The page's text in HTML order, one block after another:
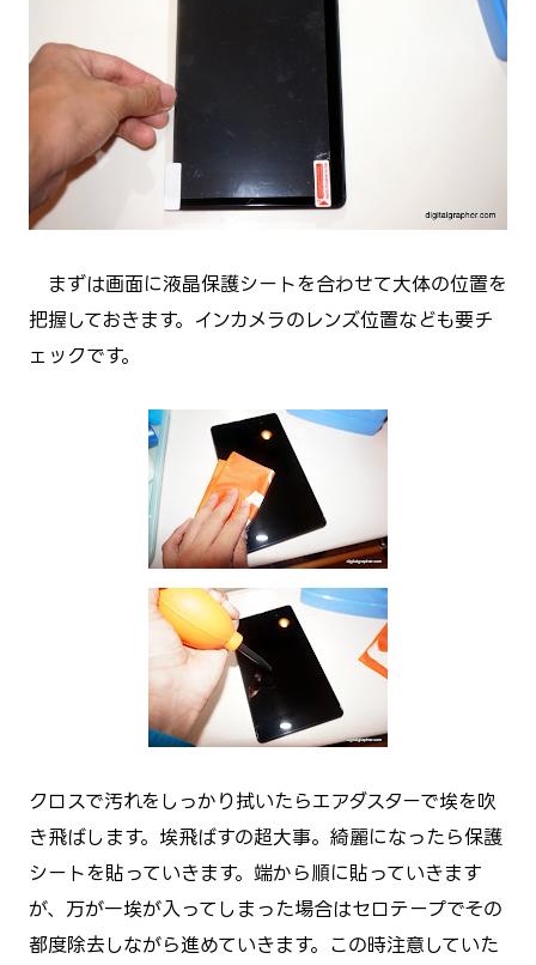
まずは画面に液晶保護シートを合わせて大体の位置を
把握しておきます。インカメラのレンズ位置なども要チ
ェックです。
クロスで汚れをしっかり拭いたらエアダスターで埃を吹
き飛ばします。埃飛ばすの超大事。綺麗になったら保護
シートを貼っていきます。端から順に貼っていきます
が、万が一埃が入ってしまった場合はセロテープでその
都度除去しながら進めていきます。この時注意していた